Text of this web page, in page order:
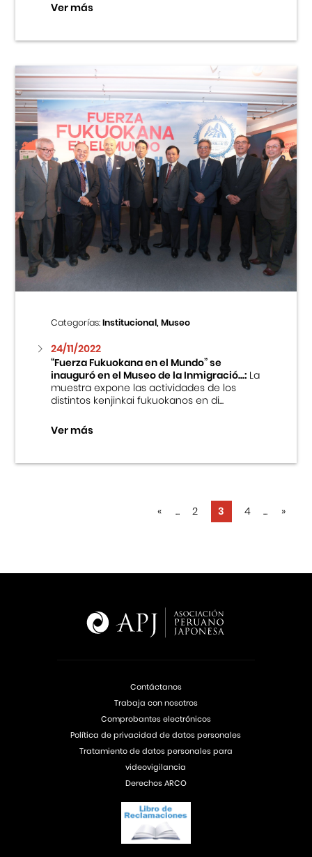
Ver más
Categorías:Institucional, Museo
24/11/2022
“Fuerza Fukuokana en el Mundo” se
inauguró en el Museo de la Inmigració...:La
muestra expone las actividades de los
distintos kenjinkai fukuokanos en di...
Ver más
« ... 2 3 4 ... »
Contáctanos
Trabaja con nosotros
Comprobantes electrónicos
Política de privacidad de datos personales
Tratamiento de datos personales para
videovigilancia
Derechos ARCO